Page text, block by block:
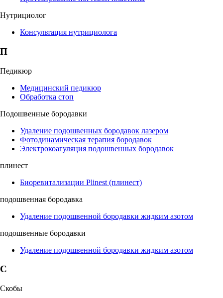
Нутрициолог
Консультация нутрициолога
П
Педикюр
Медицинский педикюр
Обработка стоп
Подошвенные бородавки
Удаление подошвенных бородавок лазером
Фотодинамическая терапия бородавок
Электрокоагуляция подошвенных бородавок
плинест
Биоревитализации Plinest (плинест)
подошвенная бородавка
Удаление подошвенной бородавки жидким азотом
подошвенные бородавки
Удаление подошвенной бородавки жидким азотом
С
Скобы